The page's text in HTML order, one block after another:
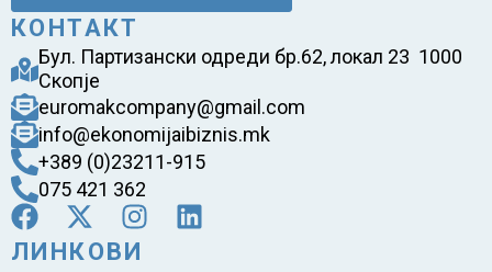
КОНТАКТ
Бул. Партизански одреди бр.62, локал 23 1000
Скопје
euromakcompany@gmail.com
info@ekonomijaibiznis.mk
+389 (0)23211-915
075 421 362
ЛИНКОВИ